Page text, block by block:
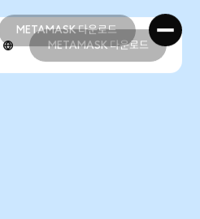
METAMASK 다운로드
METAMASK 다운로드
METAMASK 다운로드